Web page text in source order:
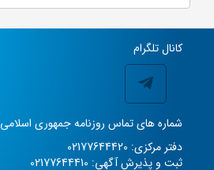
کانال تلگرام
شماره های تماس روزنامه جمهوری اسلامی
دفتر مرکزی: 02177644420
ثبت و پذیرش آگهی: 02177644410